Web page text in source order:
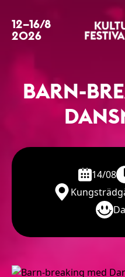
12–16/8
2026
BARN-
14/08